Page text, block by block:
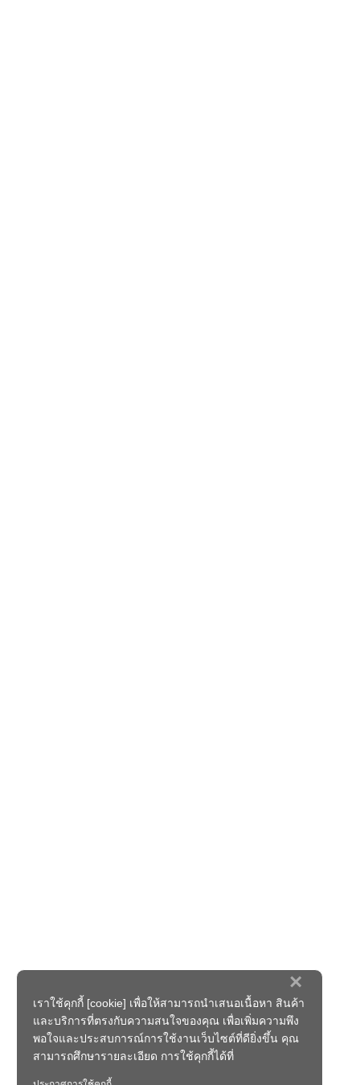
×
เราใช้คุกกี้ [cookie] เพื่อให้สามารถนำเสนอเนื้อหา สินค้า
และบริการที่ตรงกับความสนใจของคุณ เพื่อเพิ่มความพึง
พอใจและประสบการณ์การใช้งานเว็บไซต์ที่ดียิ่งขึ้น คุณ
สามารถศึกษารายละเอียด การใช้คุกกี้ได้ที่